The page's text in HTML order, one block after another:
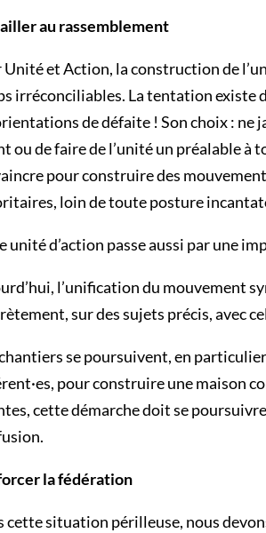
au rassemblement
Unité et Action, la construction de
irréconciliables. La tentation existe
de défaite ! Son choix : ne
ou de faire de l’unité un préalable à
pour construire des
loin de toute posture
unité d’action passe aussi par une
l’unification du mouvement
sur des sujets précis, avec
se poursuivent, en
pour construire une maison
cette démarche doit se
la fédération
cette situation périlleuse, nous